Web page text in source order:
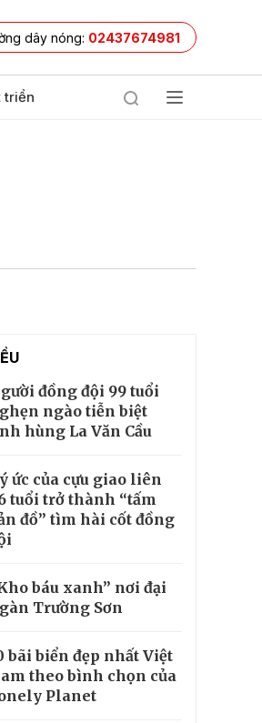
dây nóng: 02437674981
triển
đồng đội 99 tuổi
ngào tiễn biệt
hùng La Văn Cầu
ức của cựu giao liên
tuổi trở thành “tấm
đồ” tìm hài cốt đồng
báu xanh” nơi đại
Trường Sơn
bãi biển đẹp nhất Việt
theo bình chọn của
Planet